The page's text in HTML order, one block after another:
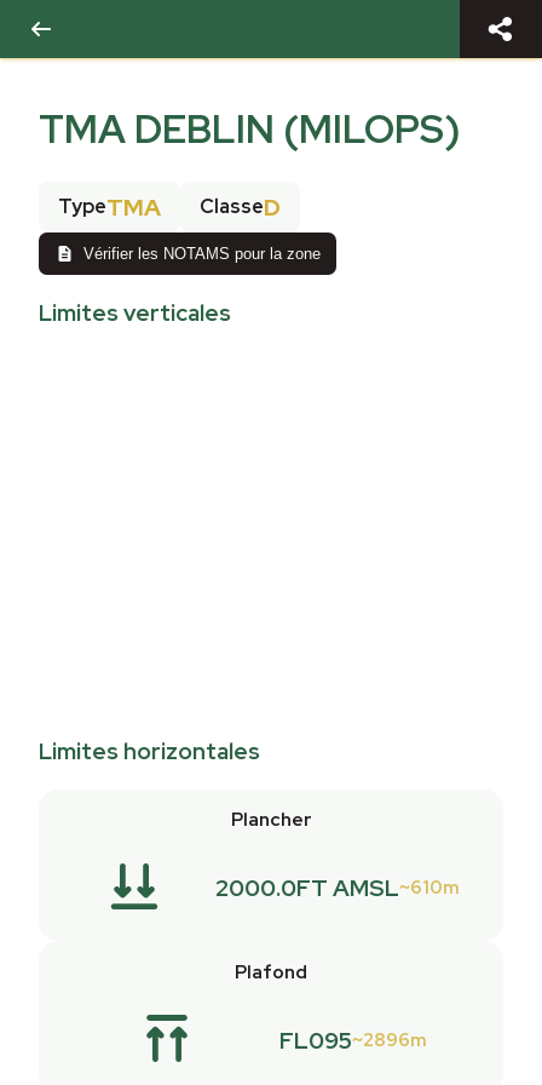
TMA DEBLIN (MILOPS)
TypeTMA ClasseD
Vérifier les NOTAMS pour la zone
Limites verticales
Limites horizontales
Plancher
2000.0FT AMSL 610m
Plafond
FL095 2896m